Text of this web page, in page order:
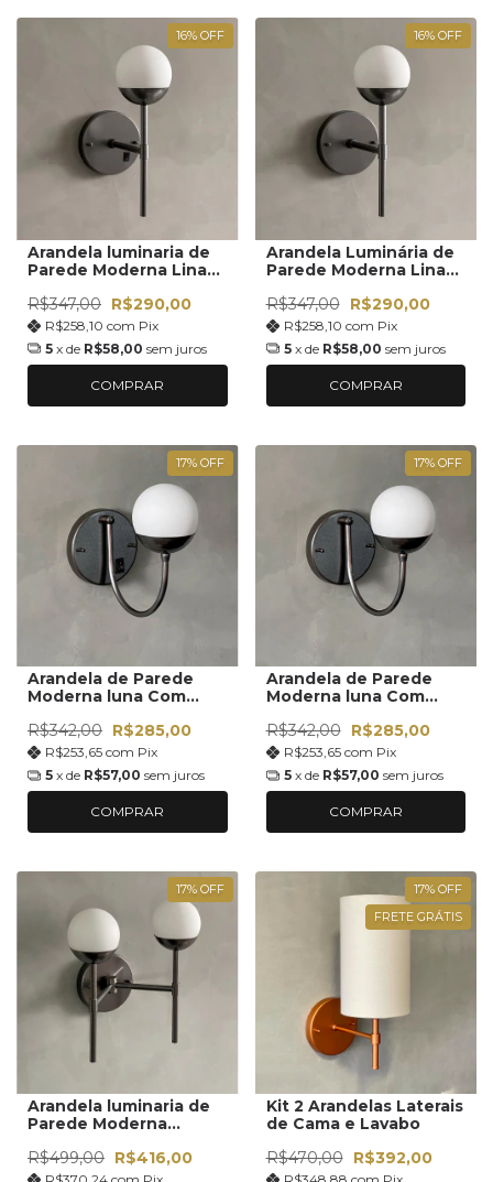
16% OFF
Arandela luminaria de
Parede Moderna Lina
Globo Vidro 12cm
R$347,00 R$290,00
R$258,10 com Pix
5 x de R$58,00 sem juros
COMPRAR
16% OFF
Arandela Luminária de
Parede Moderna Lina
R$347,00 R$290,00
R$258,10 com Pix
5 x de R$58,00 sem juros
COMPRAR
17% OFF
Arandela de Parede
Moderna luna Com
Globo 12cm
R$342,00 R$285,00
R$253,65 com Pix
5 x de R$57,00 sem juros
COMPRAR
17% OFF
Arandela de Parede
Moderna luna Com
R$342,00 R$285,00
R$253,65 com Pix
5 x de R$57,00 sem juros
COMPRAR
17% OFF
Arandela luminaria de
Parede Moderna
12cm
R$499,00 R$416,00
17% OFF
FRETE GRÁTIS
Kit 2 Arandelas Laterais
de Cama e Lavabo
R$470,00 R$392,00